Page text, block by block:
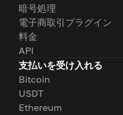
暗号処理
電子商取引プラグイン
料金
API
支払いを受け入れる
Bitcoin
USDT
Ethereum